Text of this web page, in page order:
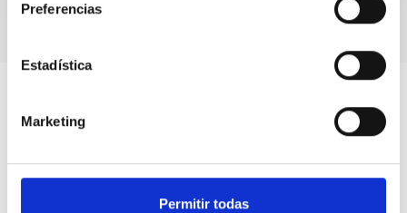
Preferencias
Estadística
Marketing
Permitir todas